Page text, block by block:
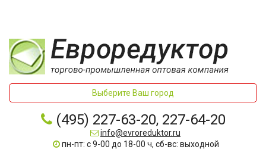
Выберите Ваш город
(495) 227-63-20, 227-64-20
info@evroreduktor.ru
пн-пт: с 9-00 до 18-00 ч, сб-вс: выходной